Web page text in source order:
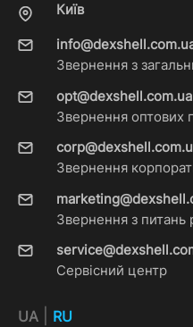
Київ
Звернення з
opt@dexshell.com.ua
Звернення оптових
Звернення
Звернення з питань
Сервісний центр
UA RU